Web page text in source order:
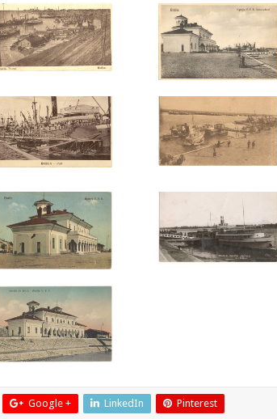
Google + LinkedIn Pinterest